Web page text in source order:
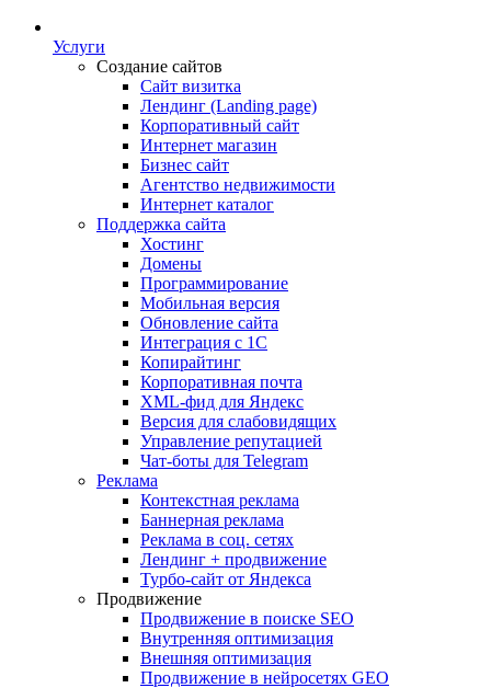
Услуги
Создание сайтов
Сайт визитка
Лендинг (Landing page)
Корпоративный сайт
Интернет магазин
Бизнес сайт
Агентство недвижимости
Интернет каталог
Поддержка сайта
Хостинг
Домены
Программирование
Мобильная версия
Обновление сайта
Интеграция с 1С
Копирайтинг
Корпоративная почта
XML-фид для Яндекс
Версия для слабовидящих
Управление репутацией
Чат-боты для Telegram
Реклама
Контекстная реклама
Баннерная реклама
Реклама в соц. сетях
Лендинг + продвижение
Турбо-сайт от Яндекса
Продвижение
Продвижение в поиске SEO
Внутренняя оптимизация
Внешняя оптимизация
Продвижение в нейросетях GEO